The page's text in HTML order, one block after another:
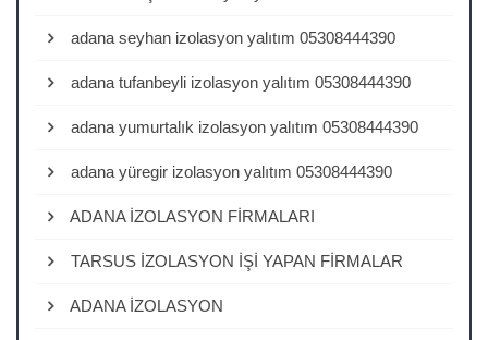
adana seyhan izolasyon yalıtım 05308444390
adana tufanbeyli izolasyon yalıtım 05308444390
adana yumurtalık izolasyon yalıtım 05308444390
adana yüregir izolasyon yalıtım 05308444390
ADANA İZOLASYON FİRMALARI
TARSUS İZOLASYON İŞİ YAPAN FİRMALAR
ADANA İZOLASYON